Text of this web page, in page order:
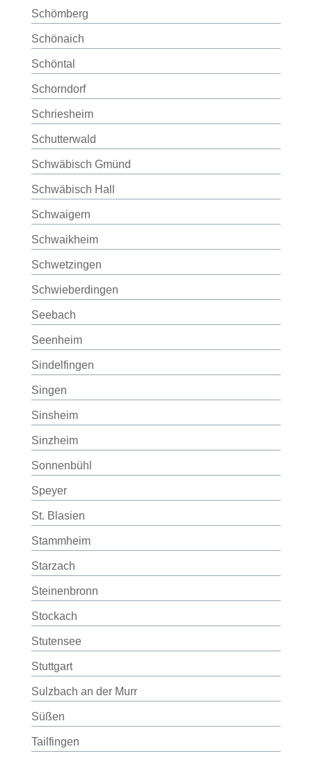
Schömberg
Schönaich
Schöntal
Schorndorf
Schriesheim
Schutterwald
Schwäbisch Gmünd
Schwäbisch Hall
Schwaigern
Schwaikheim
Schwetzingen
Schwieberdingen
Seebach
Seenheim
Sindelfingen
Singen
Sinsheim
Sinzheim
Sonnenbühl
Speyer
St. Blasien
Stammheim
Starzach
Steinenbronn
Stockach
Stutensee
Stuttgart
Sulzbach an der Murr
Süßen
Tailfingen